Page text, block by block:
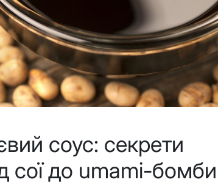
соус: секрети
сої до umami-бомби